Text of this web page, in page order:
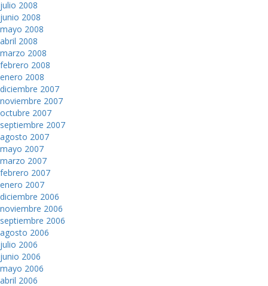
julio 2008
junio 2008
mayo 2008
abril 2008
marzo 2008
febrero 2008
enero 2008
diciembre 2007
noviembre 2007
octubre 2007
septiembre 2007
agosto 2007
mayo 2007
marzo 2007
febrero 2007
enero 2007
diciembre 2006
noviembre 2006
septiembre 2006
agosto 2006
julio 2006
junio 2006
mayo 2006
abril 2006